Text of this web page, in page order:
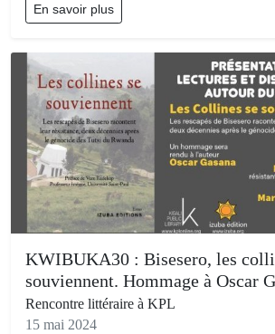
En savoir plus
KWIBUKA30 : Bisesero, les
souviennent. Hommage à Oscar
Rencontre littéraire à KPL
15 mai 2024